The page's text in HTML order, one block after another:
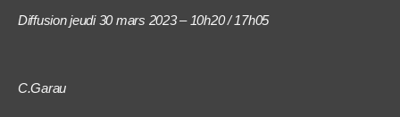
Diffusion jeudi 30 mars 2023 – 10h20 / 17h05
C.Garau